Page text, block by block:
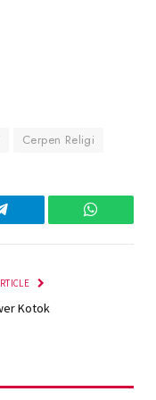
Cerpen Religi
Telegram
Kotok